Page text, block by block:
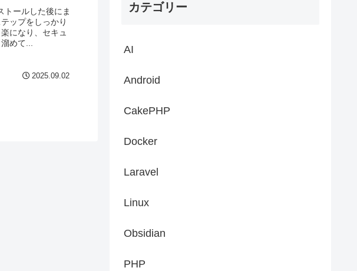
トールした後にま
ップをしっかり
になり、セキュ
めて...
2025.09.02
カテゴリー
AI
Android
CakePHP
Docker
Laravel
Linux
Obsidian
PHP